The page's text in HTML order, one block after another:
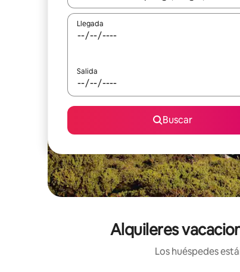
Llegada
Salida
Buscar
Alquileres
Los huéspedes